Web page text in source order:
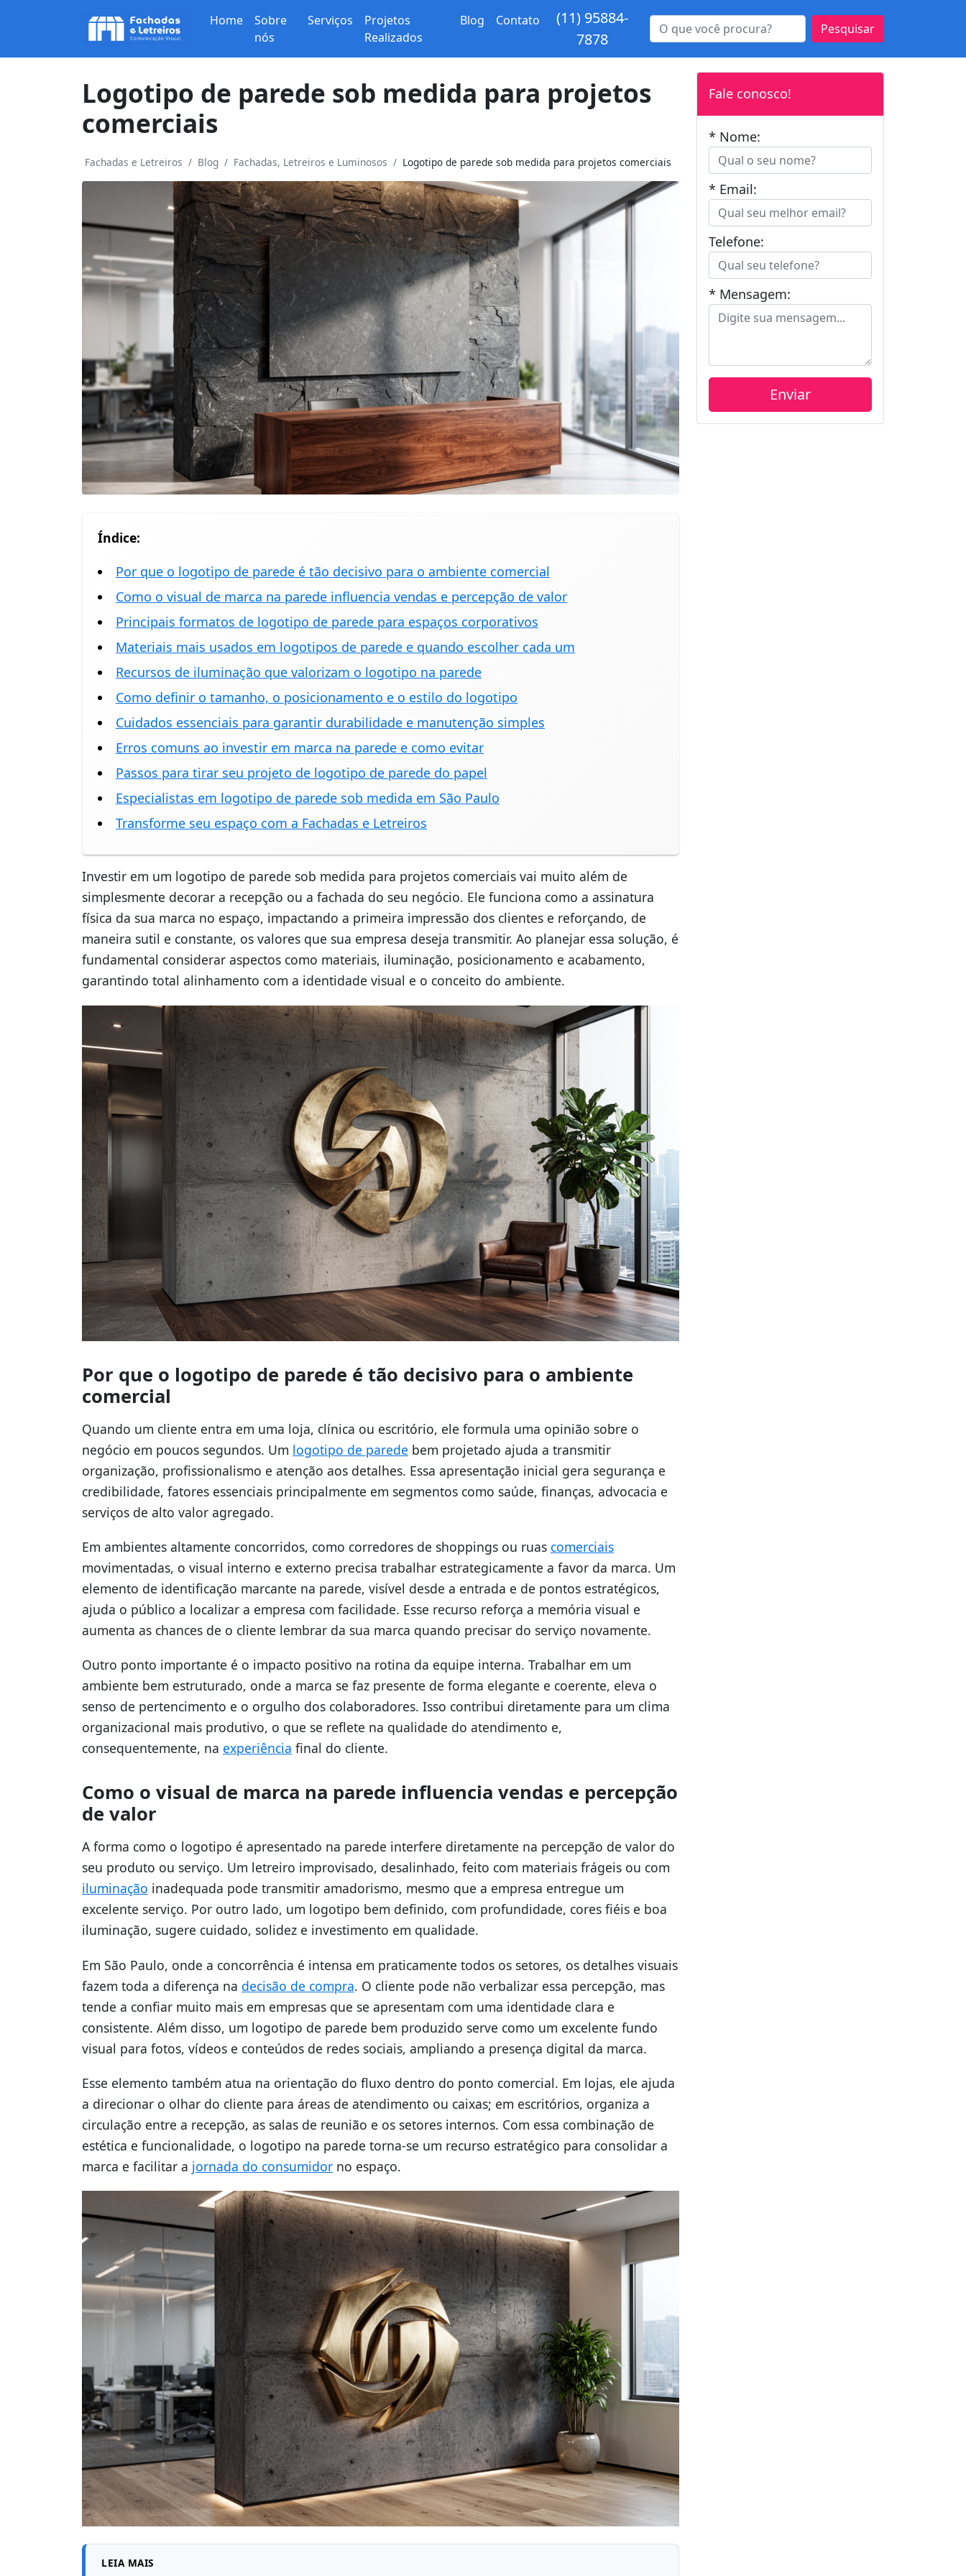
Home
Sobre
nós
Serviços
Projetos
Realizados
Blog Contato
(11) 95884-
7878
Pesquisar
Logotipo de parede sob medida para projetos
comerciais
Fachadas e Letreiros Blog Fachadas, Letreiros e Luminosos Logotipo de parede sob medida para projetos comerciais
Índice:
Por que o logotipo de parede é tão decisivo para o ambiente comercial
Como o visual de marca na parede influencia vendas e percepção de valor
Principais formatos de logotipo de parede para espaços corporativos
Materiais mais usados em logotipos de parede e quando escolher cada um
Recursos de iluminação que valorizam o logotipo na parede
Como definir o tamanho, o posicionamento e o estilo do logotipo
Cuidados essenciais para garantir durabilidade e manutenção simples
Erros comuns ao investir em marca na parede e como evitar
Passos para tirar seu projeto de logotipo de parede do papel
Especialistas em logotipo de parede sob medida em São Paulo
Transforme seu espaço com a Fachadas e Letreiros
Investir em um logotipo de parede sob medida para projetos comerciais vai muito além de
simplesmente decorar a recepção ou a fachada do seu negócio. Ele funciona como a assinatura
física da sua marca no espaço, impactando a primeira impressão dos clientes e reforçando, de
maneira sutil e constante, os valores que sua empresa deseja transmitir. Ao planejar essa solução, é
fundamental considerar aspectos como materiais, iluminação, posicionamento e acabamento,
garantindo total alinhamento com a identidade visual e o conceito do ambiente.
Por que o logotipo de parede é tão decisivo para o ambiente
comercial
Quando um cliente entra em uma loja, clínica ou escritório, ele formula uma opinião sobre o
negócio em poucos segundos. Um logotipo de parede bem projetado ajuda a transmitir
organização, profissionalismo e atenção aos detalhes. Essa apresentação inicial gera segurança e
credibilidade, fatores essenciais principalmente em segmentos como saúde, finanças, advocacia e
serviços de alto valor agregado.
Em ambientes altamente concorridos, como corredores de shoppings ou ruas comerciais
movimentadas, o visual interno e externo precisa trabalhar estrategicamente a favor da marca. Um
elemento de identificação marcante na parede, visível desde a entrada e de pontos estratégicos,
ajuda o público a localizar a empresa com facilidade. Esse recurso reforça a memória visual e
aumenta as chances de o cliente lembrar da sua marca quando precisar do serviço novamente.
Outro ponto importante é o impacto positivo na rotina da equipe interna. Trabalhar em um
ambiente bem estruturado, onde a marca se faz presente de forma elegante e coerente, eleva o
senso de pertencimento e o orgulho dos colaboradores. Isso contribui diretamente para um clima
organizacional mais produtivo, o que se reflete na qualidade do atendimento e,
consequentemente, na experiência final do cliente.
Como o visual de marca na parede influencia vendas e percepção
de valor
A forma como o logotipo é apresentado na parede interfere diretamente na percepção de valor do
seu produto ou serviço. Um letreiro improvisado, desalinhado, feito com materiais frágeis ou com
iluminação inadequada pode transmitir amadorismo, mesmo que a empresa entregue um
excelente serviço. Por outro lado, um logotipo bem definido, com profundidade, cores fiéis e boa
iluminação, sugere cuidado, solidez e investimento em qualidade.
Em São Paulo, onde a concorrência é intensa em praticamente todos os setores, os detalhes visuais
fazem toda a diferença na decisão de compra. O cliente pode não verbalizar essa percepção, mas
tende a confiar muito mais em empresas que se apresentam com uma identidade clara e
consistente. Além disso, um logotipo de parede bem produzido serve como um excelente fundo
visual para fotos, vídeos e conteúdos de redes sociais, ampliando a presença digital da marca.
Esse elemento também atua na orientação do fluxo dentro do ponto comercial. Em lojas, ele ajuda
a direcionar o olhar do cliente para áreas de atendimento ou caixas; em escritórios, organiza a
circulação entre a recepção, as salas de reunião e os setores internos. Com essa combinação de
estética e funcionalidade, o logotipo na parede torna-se um recurso estratégico para consolidar a
marca e facilitar a jornada do consumidor no espaço.
LEIA MAIS
Fale conosco!
* Nome:
* Email:
Telefone:
* Mensagem: